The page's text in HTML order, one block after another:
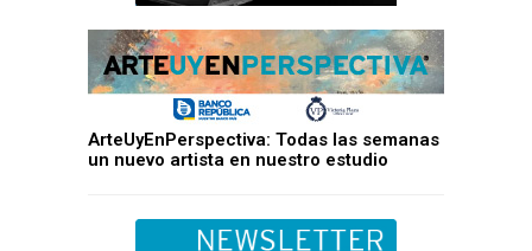
ArteUyEnPerspectiva: Todas las semanas
un nuevo artista en nuestro estudio